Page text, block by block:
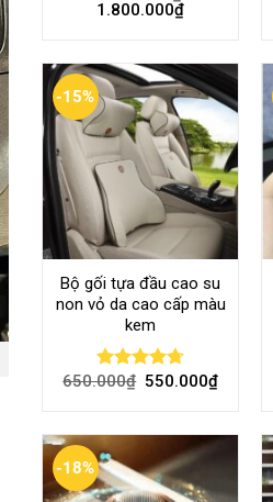
4.00out
1.800.000₫
-15%
Bộ gối tựa đầu cao su
non vỏ da cao cấp màu
kem
Rated4.70
650.000₫ 550.000₫
-18%